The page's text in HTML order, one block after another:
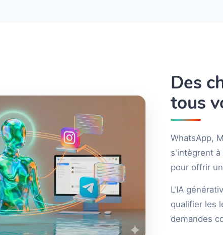
Des
tous
WhatsApp,
s'intègrent
pour offrir
L'IA
qualifier les
demandes